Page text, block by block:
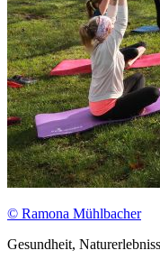
© Ramona Mühlbacher
Gesundheit,